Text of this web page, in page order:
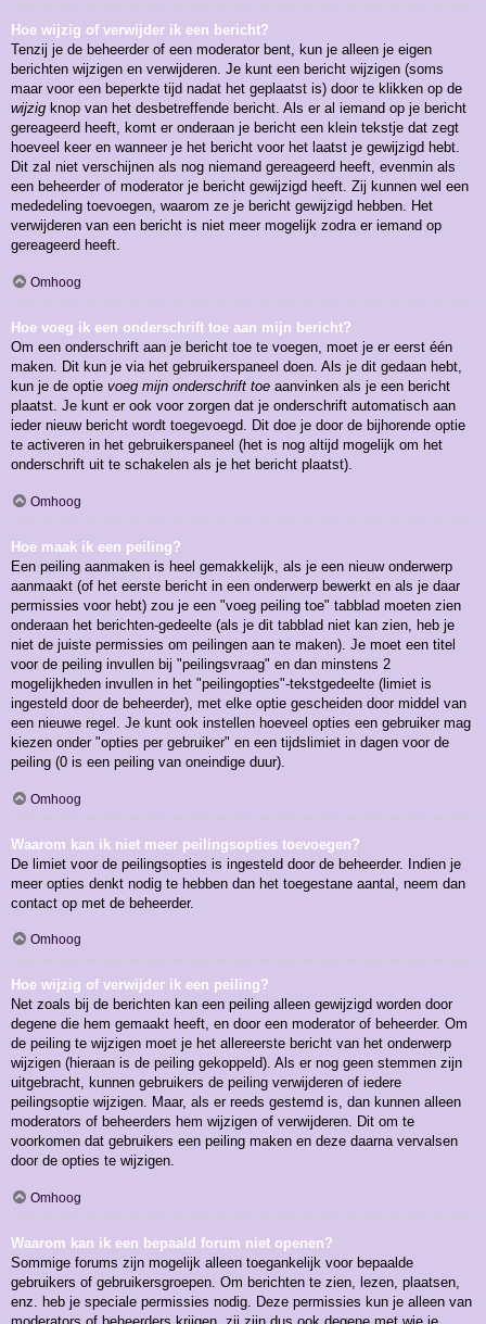
Hoe wijzig of verwijder ik een bericht?
Tenzij je de beheerder of een moderator bent, kun je alleen je eigen
berichten wijzigen en verwijderen. Je kunt een bericht wijzigen (soms
maar voor een beperkte tijd nadat het geplaatst is) door te klikken op de
wijzig knop van het desbetreffende bericht. Als er al iemand op je bericht
gereageerd heeft, komt er onderaan je bericht een klein tekstje dat zegt
hoeveel keer en wanneer je het bericht voor het laatst je gewijzigd hebt.
Dit zal niet verschijnen als nog niemand gereageerd heeft, evenmin als
een beheerder of moderator je bericht gewijzigd heeft. Zij kunnen wel een
mededeling toevoegen, waarom ze je bericht gewijzigd hebben. Het
verwijderen van een bericht is niet meer mogelijk zodra er iemand op
gereageerd heeft.
Omhoog
Hoe voeg ik een onderschrift toe aan mijn bericht?
Om een onderschrift aan je bericht toe te voegen, moet je er eerst één
maken. Dit kun je via het gebruikerspaneel doen. Als je dit gedaan hebt,
kun je de optie voeg mijn onderschrift toe aanvinken als je een bericht
plaatst. Je kunt er ook voor zorgen dat je onderschrift automatisch aan
ieder nieuw bericht wordt toegevoegd. Dit doe je door de bijhorende optie
te activeren in het gebruikerspaneel (het is nog altijd mogelijk om het
onderschrift uit te schakelen als je het bericht plaatst).
Omhoog
Hoe maak ik een peiling?
Een peiling aanmaken is heel gemakkelijk, als je een nieuw onderwerp
aanmaakt (of het eerste bericht in een onderwerp bewerkt en als je daar
permissies voor hebt) zou je een "voeg peiling toe" tabblad moeten zien
onderaan het berichten-gedeelte (als je dit tabblad niet kan zien, heb je
niet de juiste permissies om peilingen aan te maken). Je moet een titel
voor de peiling invullen bij "peilingsvraag" en dan minstens 2
mogelijkheden invullen in het "peilingopties"-tekstgedeelte (limiet is
ingesteld door de beheerder), met elke optie gescheiden door middel van
een nieuwe regel. Je kunt ook instellen hoeveel opties een gebruiker mag
kiezen onder "opties per gebruiker" en een tijdslimiet in dagen voor de
peiling (0 is een peiling van oneindige duur).
Omhoog
Waarom kan ik niet meer peilingsopties toevoegen?
De limiet voor de peilingsopties is ingesteld door de beheerder. Indien je
meer opties denkt nodig te hebben dan het toegestane aantal, neem dan
contact op met de beheerder.
Omhoog
Hoe wijzig of verwijder ik een peiling?
Net zoals bij de berichten kan een peiling alleen gewijzigd worden door
degene die hem gemaakt heeft, en door een moderator of beheerder. Om
de peiling te wijzigen moet je het allereerste bericht van het onderwerp
wijzigen (hieraan is de peiling gekoppeld). Als er nog geen stemmen zijn
uitgebracht, kunnen gebruikers de peiling verwijderen of iedere
peilingsoptie wijzigen. Maar, als er reeds gestemd is, dan kunnen alleen
moderators of beheerders hem wijzigen of verwijderen. Dit om te
voorkomen dat gebruikers een peiling maken en deze daarna vervalsen
door de opties te wijzigen.
Omhoog
Waarom kan ik een bepaald forum niet openen?
Sommige forums zijn mogelijk alleen toegankelijk voor bepaalde
gebruikers of gebruikersgroepen. Om berichten te zien, lezen, plaatsen,
enz. heb je speciale permissies nodig. Deze permissies kun je alleen van